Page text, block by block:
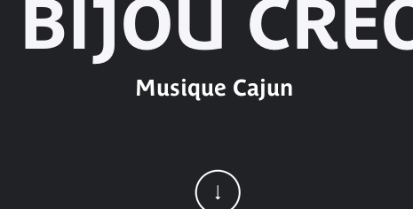
BIJOU
Musique Cajun